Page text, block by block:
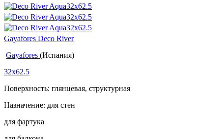
Gayafores Deco River
Gayafores (Испания)
32x62.5
Поверхность: глянцевая, структурная
Назначение: для стен
для фартука